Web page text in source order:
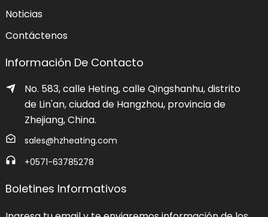
Noticias
Contáctenos
Información De Contacto
No. 583, calle Heting, calle Qingshanhu, distrito
de Lin'an, ciudad de Hangzhou, provincia de
Zhejiang, China.
sales@hzheating.com
+0571-63785278
Boletines Informativos